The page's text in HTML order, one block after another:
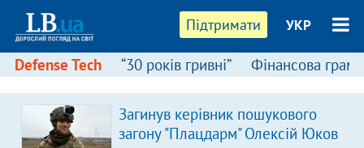
Підтримати УКР
Defense Tech “30 років гривні” Фінансова
Загинув керівник пошукового
загону "Плацдарм" Олексій Юков